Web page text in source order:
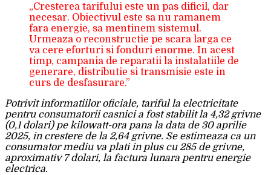
„Cresterea tarifului este un pas dificil, dar
necesar. Obiectivul este sa nu ramanem
fara energie, sa mentinem sistemul.
Urmeaza o reconstructie pe scara larga ce
va cere eforturi si fonduri enorme. In acest
timp, campania de reparatii la instalatiile de
generare, distributie si transmisie este in
curs de desfasurare.”
Potrivit informatiilor oficiale, tariful la electricitate
pentru consumatorii casnici a fost stabilit la 4,32 grivne
(0,1 dolari) pe kilowatt-ora pana la data de 30 aprilie
2025, in crestere de la 2,64 grivne. Se estimeaza ca un
consumator mediu va plati in plus cu 285 de grivne,
aproximativ 7 dolari, la factura lunara pentru energie
electrica.